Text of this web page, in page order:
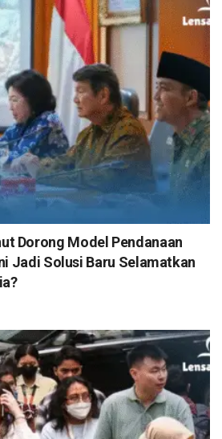
Dorong Model Pendanaan
Jadi Solusi Baru Selamatkan